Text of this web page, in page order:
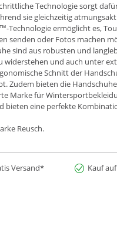
Technologie sorgt
sie gleichzeitig
Technologie ermöglicht es,
senden oder Fotos machen
sind aus robusten und
widerstehen und auch unter
Schnitt der
Zudem bieten die
Marke für
bieten eine perfekte
Reusch.
Versand* Kauf